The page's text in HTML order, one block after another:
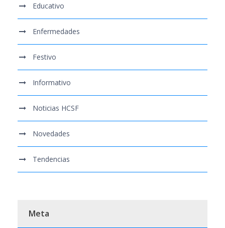
Educativo
Enfermedades
Festivo
Informativo
Noticias HCSF
Novedades
Tendencias
Meta